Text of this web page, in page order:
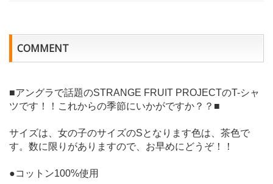
COMMENT
■アングラで話題のSTRANGE FRUIT PROJECTのT-シャ
ツです！！これからの季節にいかがですか？？■
サイズは、女の子のサイズのSとなります色は、茶色で
す。数に限りがありますので、お早めにどうぞ！！
●コットン100%使用